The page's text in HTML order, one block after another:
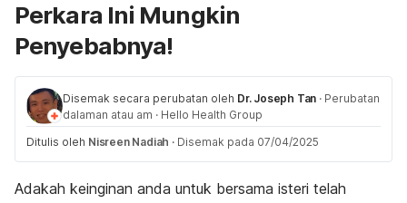
Perkara Ini Mungkin
Penyebabnya!
Disemak secara perubatan oleh Dr. Joseph Tan · Perubatan
dalaman atau am · Hello Health Group
Ditulis oleh Nisreen Nadiah · Disemak pada 07/04/2025
Adakah keinginan anda untuk bersama isteri telah